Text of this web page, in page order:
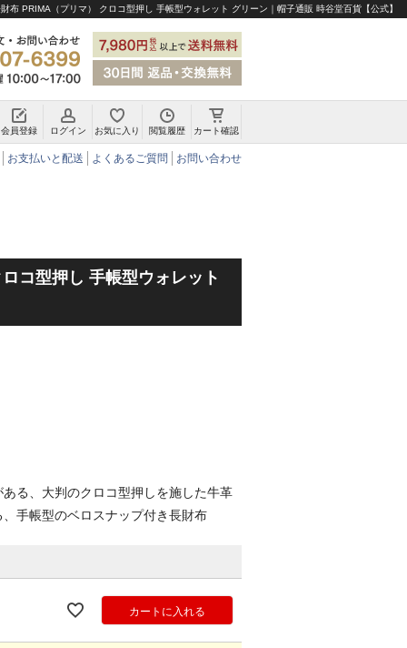
布 PRIMA（プリマ） クロコ型押し 手帳型ウォレット グリーン｜帽子通販 時谷堂百貨【公式】
会員登録 ログイン お気に入り 閲覧履歴 カート確認
お支払いと配送 よくあるご質問 お問い合わせ
コ型押し 手帳型ウォレット
る、大判のクロコ型押しを施した牛革
手帳型のベロスナップ付き長財布
カートに入れる